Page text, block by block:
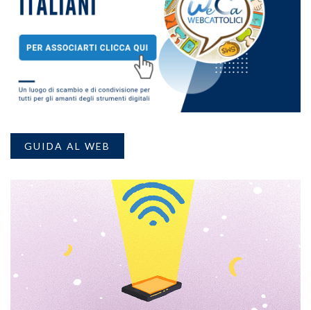
GUIDA AL WEB